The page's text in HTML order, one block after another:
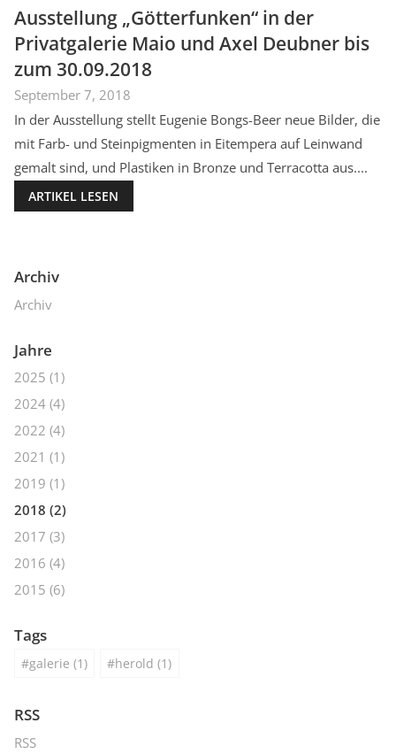
Ausstellung „Götterfunken“ in der
Privatgalerie Maio und Axel Deubner bis
zum 30.09.2018
September 7, 2018
In der Ausstellung stellt Eugenie Bongs-Beer neue Bilder, die
mit Farb- und Steinpigmenten in Eitempera auf Leinwand
gemalt sind, und Plastiken in Bronze und Terracotta aus....
ARTIKEL LESEN
Archiv
Archiv
Jahre
2025 (1)
2024 (4)
2022 (4)
2021 (1)
2019 (1)
2018 (2)
2017 (3)
2016 (4)
2015 (6)
Tags
galerie (1) herold (1)
RSS
RSS